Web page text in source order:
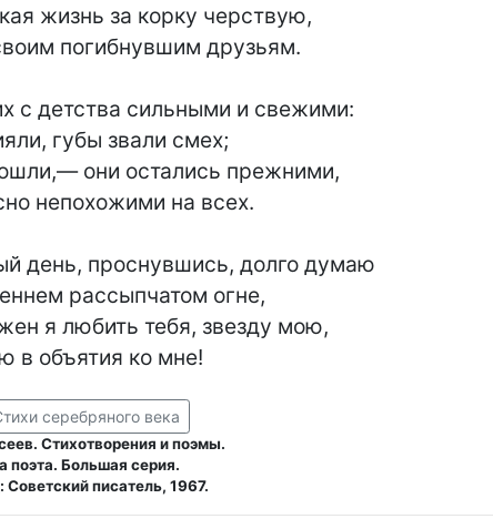
жизнь за корку черствую,
погибнувшим друзьям.
с детства сильными и свежими:
губы звали смех;
они остались прежними,
непохожими на всех.
день, проснувшись, долго думаю
рассыпчатом огне,
я любить тебя, звезду мою,
в объятия ко мне!
серебряного века
Стихотворения и поэмы.
поэта. Большая серия.
Советский писатель, 1967.